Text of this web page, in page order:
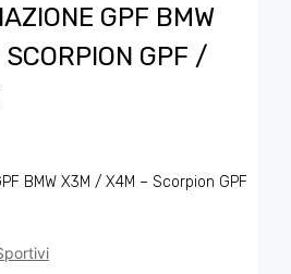
GPF BMW
GPF /
BMW X3M / X4M – Scorpion GPF